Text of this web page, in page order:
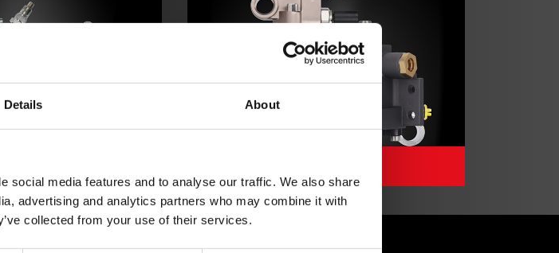
Details About
social media features and to analyse our traffic. We also share
advertising and analytics partners who may combine it with
collected from your use of their services.